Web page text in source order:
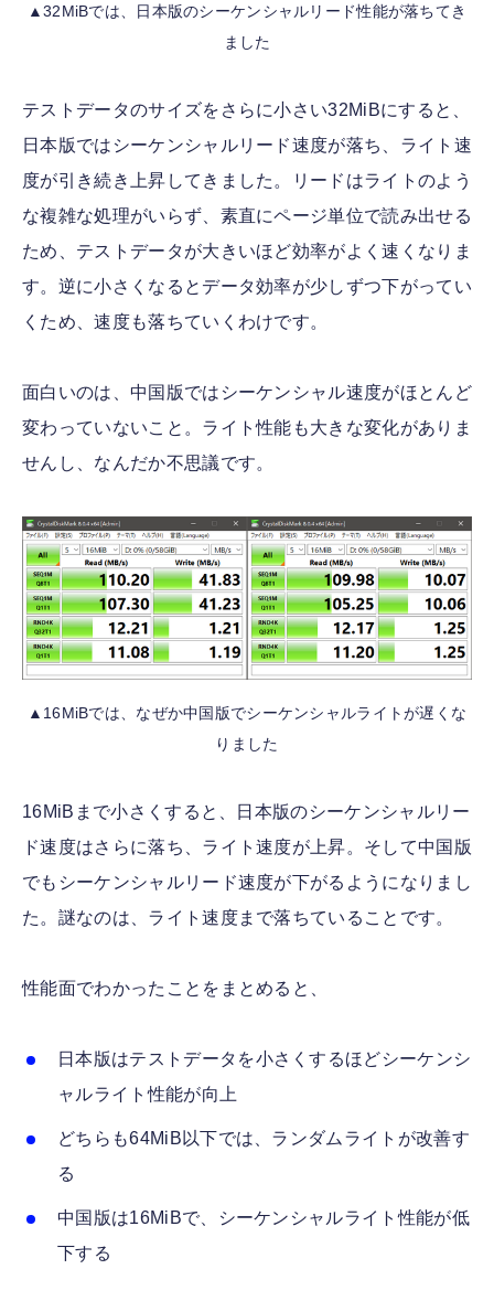
▲32MiBでは、日本版のシーケンシャルリード性能が落ちてき
ました
テストデータのサイズをさらに小さい32MiBにすると、
日本版ではシーケンシャルリード速度が落ち、ライト速
度が引き続き上昇してきました。リードはライトのよう
な複雑な処理がいらず、素直にページ単位で読み出せる
ため、テストデータが大きいほど効率がよく速くなりま
す。逆に小さくなるとデータ効率が少しずつ下がってい
くため、速度も落ちていくわけです。
面白いのは、中国版ではシーケンシャル速度がほとんど
変わっていないこと。ライト性能も大きな変化がありま
せんし、なんだか不思議です。
▲16MiBでは、なぜか中国版でシーケンシャルライトが遅くな
りました
16MiBまで小さくすると、日本版のシーケンシャルリー
ド速度はさらに落ち、ライト速度が上昇。そして中国版
でもシーケンシャルリード速度が下がるようになりまし
た。謎なのは、ライト速度まで落ちていることです。
性能面でわかったことをまとめると、
日本版はテストデータを小さくするほどシーケンシ
ャルライト性能が向上
どちらも64MiB以下では、ランダムライトが改善す
る
中国版は16MiBで、シーケンシャルライト性能が低
下する